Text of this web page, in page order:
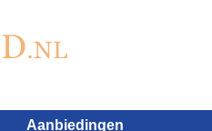
Aanbiedingen